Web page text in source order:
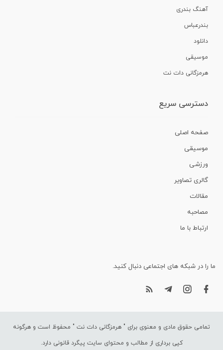
آهنگ بندری
بندرعباس
دانلود
موسیقی
هرمزگانی دات نت
دسترسی سریع
صفحه اصلی
موسیقی
ورزشی
گالری تصاویر
مقالات
مصاحبه
ارتباط با ما
ما را در شبکه های اجتماعی دنبال کنید.
تمامی حقوق مادی و معنوی برای " هرمزگانی دات نت " محفوظ است و هرگونه
کپی برداری از مطالب و محتوای سایت پیگرد قانونی دارد.